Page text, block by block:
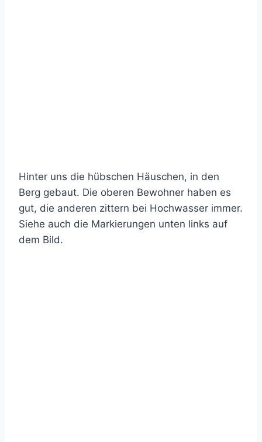
Hinter uns die hübschen Häuschen, in den
Berg gebaut. Die oberen Bewohner haben es
gut, die anderen zittern bei Hochwasser immer.
Siehe auch die Markierungen unten links auf
dem Bild.